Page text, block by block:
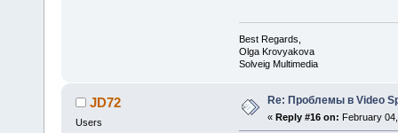
Best Regards,
Olga Krovyakova
Solveig Multimedia
JD72
Users
Re: Проблемы в Video
« Reply #16 on: February